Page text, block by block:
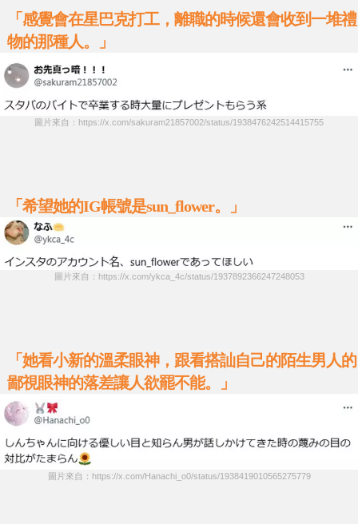
「感覺會在星巴克打工，離職的時候還會收到一堆禮
物的那種人。」
圖片來自：https://x.com/sakuram21857002/status/1938476242514415755
「希望她的IG帳號是sun_flower。」
圖片來自：https://x.com/ykca_4c/status/1937892366247248053
「她看小新的溫柔眼神，跟看搭訕自己的陌生男人的
鄙視眼神的落差讓人欲罷不能。」
圖片來自：https://x.com/Hanachi_o0/status/1938419010565275779